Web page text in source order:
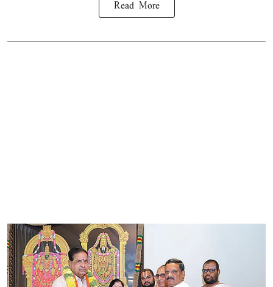
Read More